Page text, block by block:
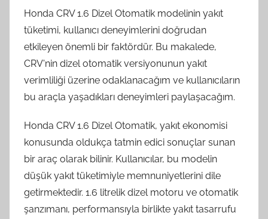
Honda CRV 1.6 Dizel Otomatik modelinin yakıt
tüketimi, kullanıcı deneyimlerini doğrudan
etkileyen önemli bir faktördür. Bu makalede,
CRV'nin dizel otomatik versiyonunun yakıt
verimliliği üzerine odaklanacağım ve kullanıcıların
bu araçla yaşadıkları deneyimleri paylaşacağım.
Honda CRV 1.6 Dizel Otomatik, yakıt ekonomisi
konusunda oldukça tatmin edici sonuçlar sunan
bir araç olarak bilinir. Kullanıcılar, bu modelin
düşük yakıt tüketimiyle memnuniyetlerini dile
getirmektedir. 1.6 litrelik dizel motoru ve otomatik
şanzımanı, performansıyla birlikte yakıt tasarrufu